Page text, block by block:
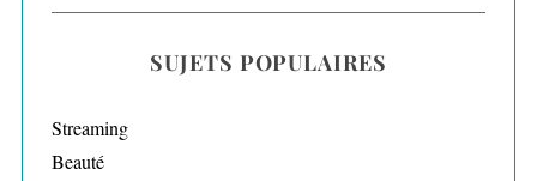
SUJETS POPULAIRES
Streaming
Beauté